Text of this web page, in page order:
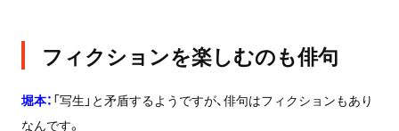
フィクションを楽しむのも俳句
堀本： 「写生」と矛盾するようですが、俳句はフィクションもあり
なんです。